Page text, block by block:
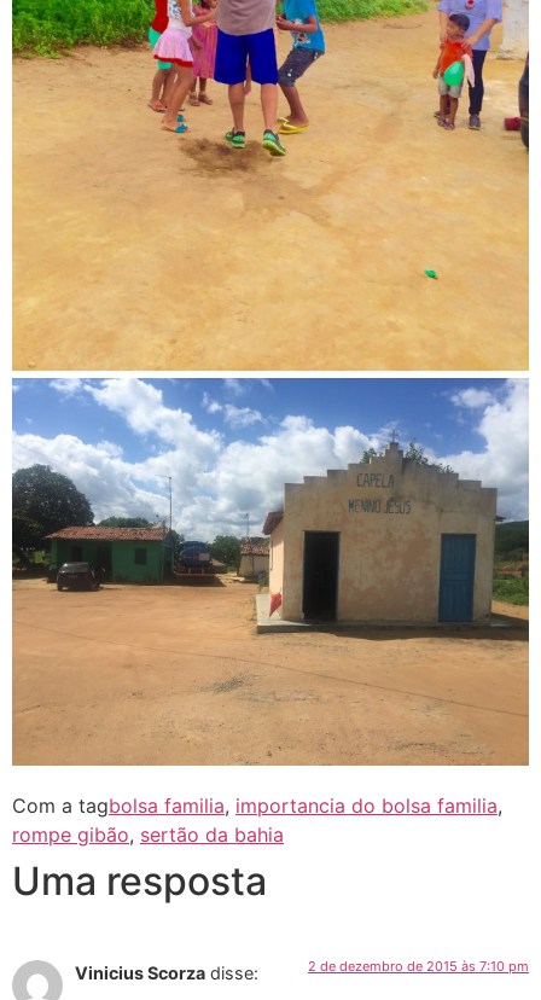
Com a tagbolsa familia, importancia do bolsa familia,
rompe gibão, sertão da bahia
Uma resposta
Vinicius Scorza disse: 2 de dezembro de 2015 às 7:10 pm